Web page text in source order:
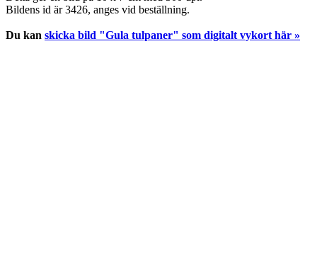
Bildens id är 3426, anges vid beställning.
Du kan skicka bild "Gula tulpaner" som digitalt vykort här »